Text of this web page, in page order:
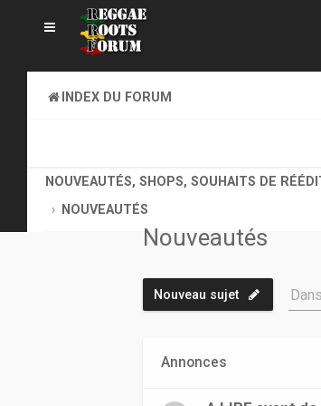
INDEX DU FORUM
NOUVEAUTÉS, SHOPS, SOUHAITS DE
NOUVEAUTÉS
Nouveautés
Nouveau sujet
Annonces